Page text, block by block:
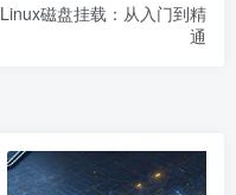
Linux磁盘挂载：从入门到精
通